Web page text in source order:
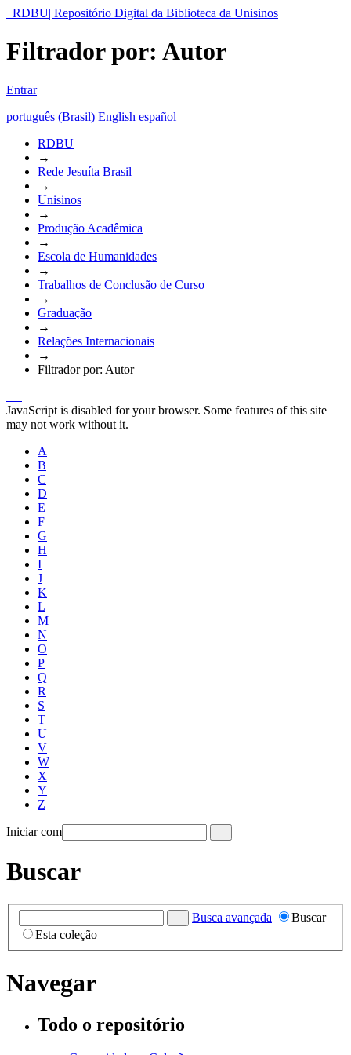
RDBU| Repositório Digital da Biblioteca da Unisinos
Filtrador por: Autor
Entrar
português (Brasil) English español
RDBU
→
Rede Jesuíta Brasil
→
Unisinos
→
Produção Acadêmica
→
Escola de Humanidades
→
Trabalhos de Conclusão de Curso
→
Graduação
→
Relações Internacionais
→
Filtrador por: Autor
JavaScript is disabled for your browser. Some features of this site
may not work without it.
A
B
C
D
E
F
G
H
I
J
K
L
M
N
O
P
Q
R
S
T
U
V
W
X
Y
Z
Iniciar com
Buscar
Busca avançada
Buscar
Esta coleção
Navegar
Todo o repositório